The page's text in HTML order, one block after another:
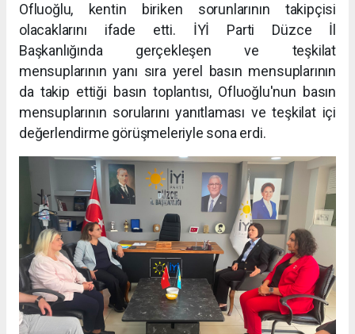
Ofluoğlu, kentin biriken sorunlarının takipçisi
olacaklarını ifade etti. İYİ Parti Düzce İl
Başkanlığında gerçekleşen ve teşkilat
mensuplarının yanı sıra yerel basın mensuplarının
da takip ettiği basın toplantısı, Ofluoğlu'nun basın
mensuplarının sorularını yanıtlaması ve teşkilat içi
değerlendirme görüşmeleriyle sona erdi.